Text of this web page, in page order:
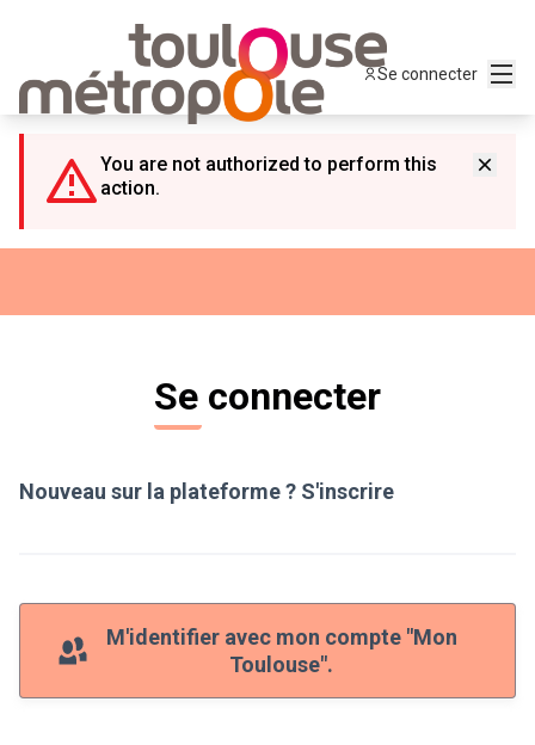
Se connecter
You are not authorized to perform this
action.
Se connecter
Nouveau sur la plateforme ? S'inscrire
M'identifier avec mon compte "Mon
Toulouse".